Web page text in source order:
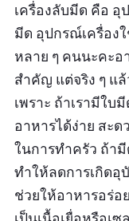
เครื่องลับมีด คือ
มีด อุปกรณ์เครื่อง
หลาย ๆ คนนะคะอ
สำคัญ แต่จริง ๆ แ
เพราะ ถ้าเรามีใบ
อาหารได้ง่าย สะ
ในการทำครัว ถ้า
ทำให้ลดการเกิด
ช่วยให้อาหารอร่อ